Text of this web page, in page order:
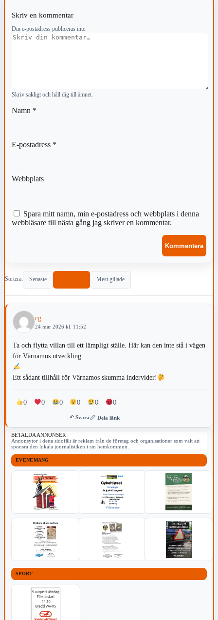
Skriv en kommentar
Din e-postadress publiceras inte.
Kommentar
Skriv sakligt och håll dig till ämnet.
Namn *
E-postadress *
Webbplats
Spara mitt namn, min e-postadress och webbplats i denna
webbläsare till nästa gång jag skriver en kommentar.
Sortera: Senaste Mest gillade
cg
24 mar 2026 kl. 11:52
Ta och flytta villan till ett lämpligt ställe. Här kan den inte stå i vägen
för Värnamos utveckling.
Ett sådant tillhåll för Värnamos skumma indervider!
0 0 0 0 0 0
↶ Svara Dela länk
BETALDA ANNONSER
Annonsytor i detta sidofält är reklam från de företag och organisationer som valt att
sponsra den lokala journalistiken i sin hemkommun.
EVENEMANG
SPORT